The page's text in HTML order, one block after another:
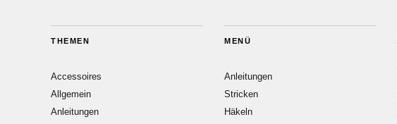
THEMEN
Accessoires
Allgemein
Anleitungen
MENÜ
Anleitungen
Stricken
Häkeln